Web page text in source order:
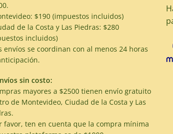
$190 (impuestos incluidos)
de la Costa y Las Piedras: $280
incluidos)
envíos se coordinan con al menos 24 horas
sin costo:
mayores a $2500 tienen envío gratuito
de Montevideo, Ciudad de la Costa y Las
favor, ten en cuenta que la compra mínima